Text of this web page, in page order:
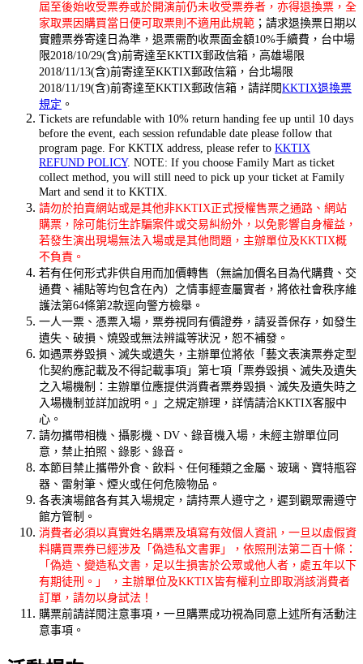
屆至後始收受票券或於開演前仍未收受票券者，亦得退換票，全
家取票因購買當日便可取票則不適用此規範 ；請求退換票日期以
實體票券寄達日為準，退票需酌收票面金額10%手續費，台中場
限2018/10/29(含)前寄達至KKTIX郵政信箱，高雄場限
2018/11/13(含)前寄達至KKTIX郵政信箱，台北場限
2018/11/19(含)前寄達至KKTIX郵政信箱，請詳閱KKTIX退換票
規定 。
Tickets are refundable with 10% return handing fee up until 10 days
before the event, each session refundable date please follow that
program page. For KKTIX address, please refer to KKTIX
REFUND POLICY. NOTE: If you choose Family Mart as ticket
collect method, you will still need to pick up your ticket at Family
Mart and send it to KKTIX.
請勿於拍賣網站或是其他非KKTIX正式授權售票之通路、網站
購票，除可能衍生詐騙案件或交易糾紛外，以免影響自身權益，
若發生演出現場無法入場或是其他問題，主辦單位及KKTIX概
不負責。
若有任何形式非供自用而加價轉售（無論加價名目為代購費、交
通費、補貼等均包含在內）之情事經查屬實者，將依社會秩序維
護法第64條第2款逕向警方檢舉。
一人一票、憑票入場，票券視同有價證券，請妥善保存，如發生
遺失、破損、燒毀或無法辨識等狀況，恕不補發。
如遇票券毀損、滅失或遺失，主辦單位將依「藝文表演票券定型
化契約應記載及不得記載事項」第七項「票券毀損、滅失及遺失
之入場機制：主辦單位應提供消費者票券毀損、滅失及遺失時之
入場機制並詳加說明。」之規定辦理，詳情請洽KKTIX客服中
心。
請勿攜帶相機、攝影機、DV、錄音機入場，未經主辦單位同
意，禁止拍照、錄影、錄音。
本節目禁止攜帶外食、飲料、任何種類之金屬、玻璃、寶特瓶容
器、雷射筆、煙火或任何危險物品。
各表演場館各有其入場規定，請持票人遵守之，遲到觀眾需遵守
館方管制。
消費者必須以真實姓名購票及填寫有效個人資訊，一旦以虛假資
料購買票券已經涉及「偽造私文書罪」，依照刑法第二百十條：
「偽造、變造私文書，足以生損害於公眾或他人者，處五年以下
有期徒刑。」 ，主辦單位及KKTIX皆有權利立即取消該消費者
訂單，請勿以身試法！
購票前請詳閱注意事項，一旦購票成功視為同意上述所有活動注
意事項。